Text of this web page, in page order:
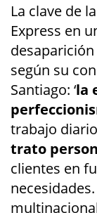
La clave de
Express en
según su
Santiago: ‘la
trabajo
trato
clientes en